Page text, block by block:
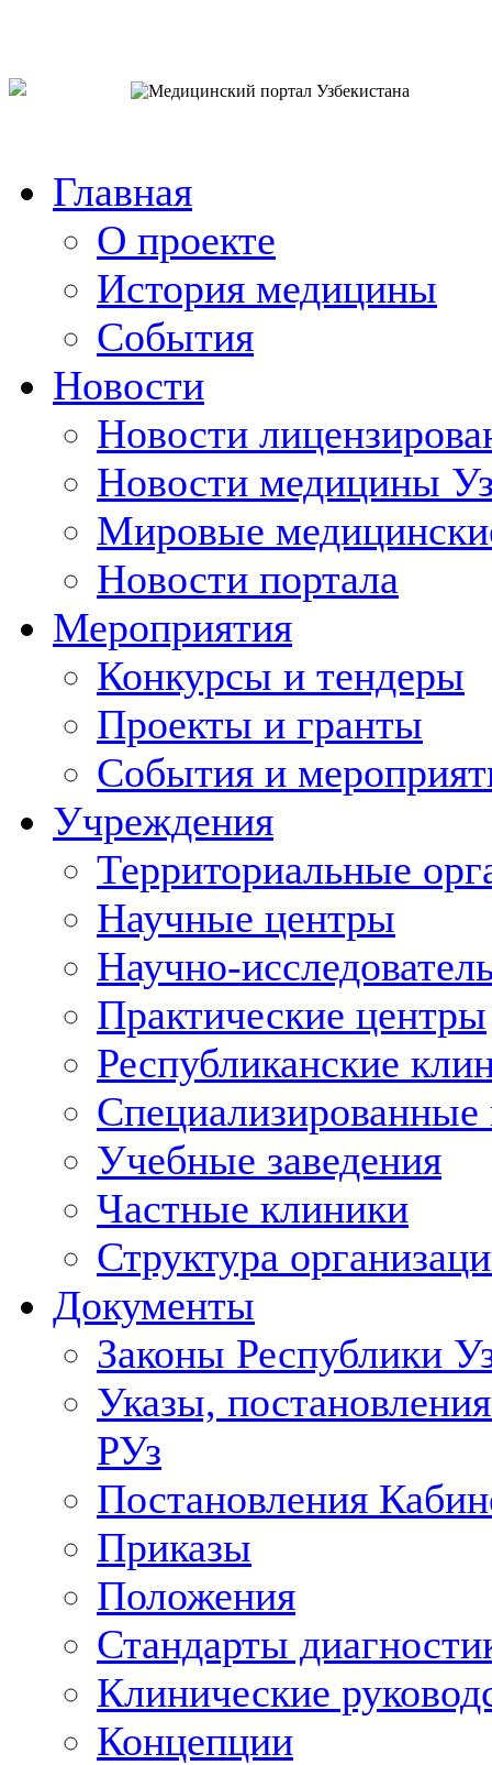
Главная
О проекте
История медицины
События
Новости
Новости
Новости медицины
Мировые
Новости портала
Мероприятия
Конкурсы и тендеры
Проекты и гранты
События и
Учреждения
Территориальные
Научные центры
Научно-
Практические центры
Республиканские
Учебные заведения
Частные клиники
Структура
Документы
Законы Республики
Указы,
РУз
Постановления
Приказы
Положения
Стандарты
Клинические
Концепции